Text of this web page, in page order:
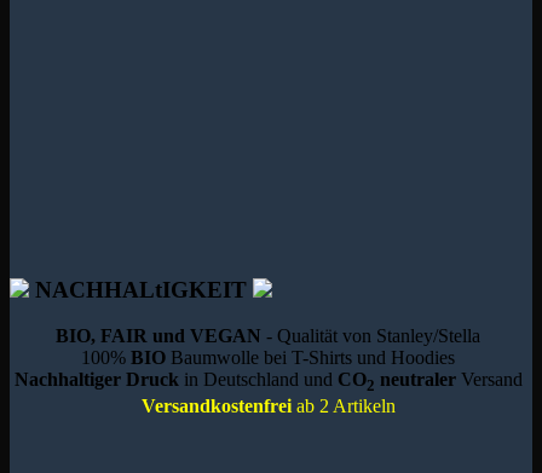
NACHHALtIGKEIT
BIO, FAIR und VEGAN - Qualität von Stanley/Stella
100%BIO Baumwolle bei T-Shirts und Hoodies
Nachhaltiger Druck in Deutschland und CO2 neutraler Versand
Versandkostenfreiab 2 Artikeln